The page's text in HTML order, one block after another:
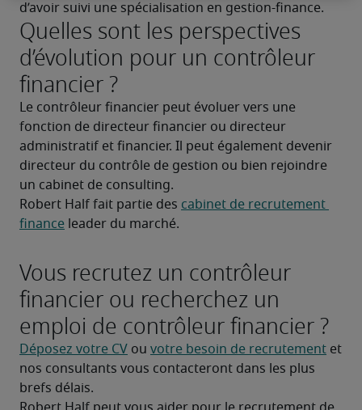
d’avoir suivi une spécialisation en gestion-finance.
Quelles sont les perspectives
d’évolution pour un contrôleur
financier ?
Le contrôleur financier peut évoluer vers une
fonction de directeur financier ou directeur
administratif et financier. Il peut également devenir
directeur du contrôle de gestion ou bien rejoindre
un cabinet de consulting.
Robert Half fait partie des cabinet de recrutement
finance leader du marché.
Vous recrutez un contrôleur
financier ou recherchez un
emploi de contrôleur financier ?
Déposez votre CV ou votre besoin de recrutement et
nos consultants vous contacteront dans les plus
brefs délais.